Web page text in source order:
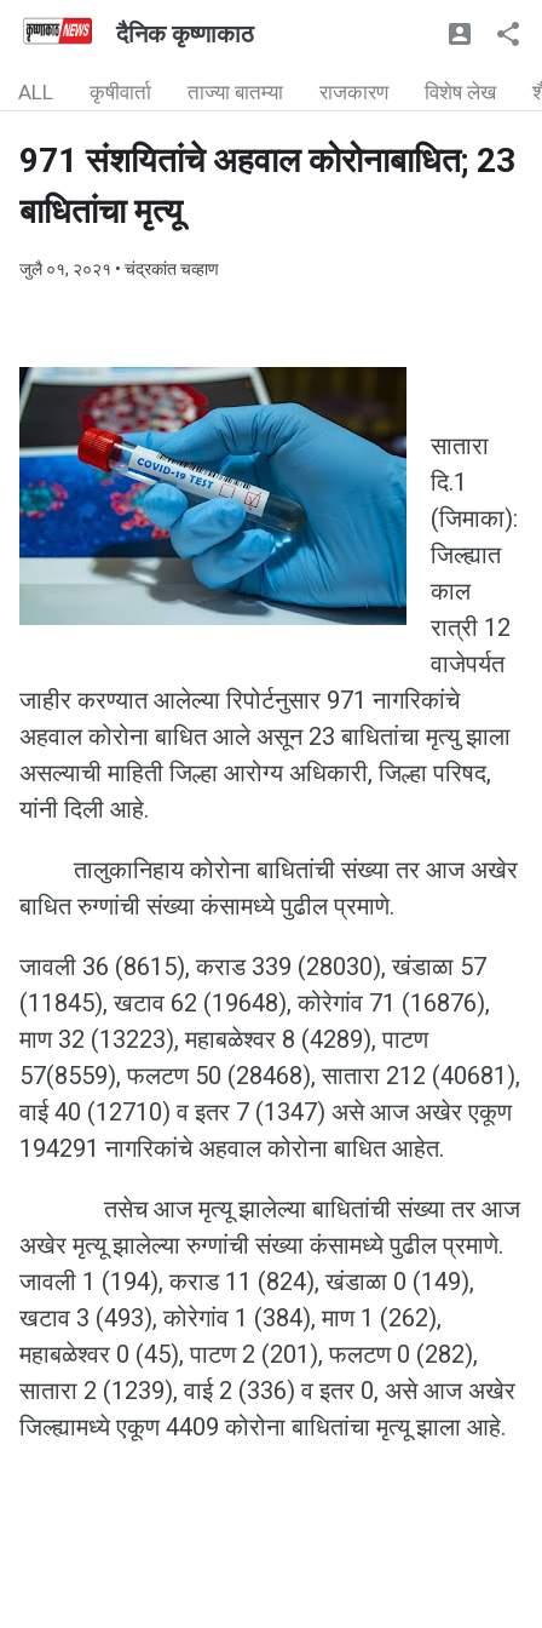
दैनिक कृष्णाकाठ
ALL कृषीवार्ता ताज्या बातम्या राजकारण विशेष लेख
971 संशयितांचे अहवाल कोरोनाबाधित; 23
बाधितांचा मृत्यू
जुलै ०१, २०२१ • चंद्रकांत चव्हाण
सातारा
दि.1
(जिमाका):
जिल्ह्यात
काल
रात्री 12
वाजेपर्यत
जाहीर करण्यात आलेल्या रिपोर्टनुसार 971 नागरिकांचे
अहवाल कोरोना बाधित आले असून 23 बाधितांचा मृत्यु झाला
असल्याची माहिती जिल्हा आरोग्य अधिकारी, जिल्हा परिषद,
यांनी दिली आहे.
तालुकानिहाय कोरोना बाधितांची संख्या तर आज अखेर
बाधित रुग्णांची संख्या कंसामध्ये पुढील प्रमाणे.
जावली 36 (8615), कराड 339 (28030), खंडाळा 57
(11845), खटाव 62 (19648), कोरेगांव 71 (16876),
माण 32 (13223), महाबळेश्वर 8 (4289), पाटण
57(8559), फलटण 50 (28468), सातारा 212 (40681),
वाई 40 (12710) व इतर 7 (1347) असे आज अखेर एकूण
194291 नागरिकांचे अहवाल कोरोना बाधित आहेत.
तसेच आज मृत्यू झालेल्या बाधितांची संख्या तर आज
अखेर मृत्यू झालेल्या रुग्णांची संख्या कंसामध्ये पुढील प्रमाणे.
जावली 1 (194), कराड 11 (824), खंडाळा 0 (149),
खटाव 3 (493), कोरेगांव 1 (384), माण 1 (262),
महाबळेश्वर 0 (45), पाटण 2 (201), फलटण 0 (282),
सातारा 2 (1239), वाई 2 (336) व इतर 0, असे आज अखेर
जिल्ह्यामध्ये एकूण 4409 कोरोना बाधितांचा मृत्यू झाला आहे.